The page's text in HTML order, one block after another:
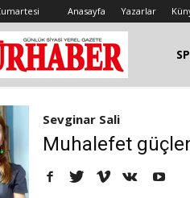
Anasayfa Yazarlar
Sevginar Sali
Muhalefet